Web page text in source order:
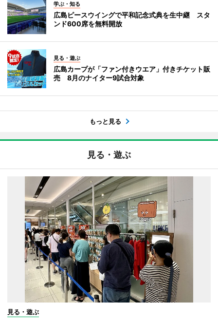
学ぶ・知る
広島ピースウイングで平和記念式典を生中継 スタ
ンド600席を無料開放
見る・遊ぶ
広島カープが「ファン付きウエア」付きチケット販
売 8月のナイター9試合対象
もっと見る
見る・遊ぶ
見る・遊ぶ